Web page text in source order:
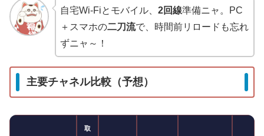
自宅Wi‑Fiとモバイル、 2回線準備ニャ。PC
＋スマホの二刀流で、時間前リロードも忘れ
ずニャ～！
主要チャネル比較（予想）
取